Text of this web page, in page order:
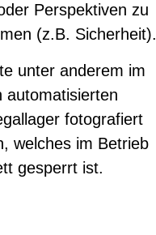
Perspektiven zu
(z.B. Sicherheit).
unter anderem im
automatisierten
fotografiert
welches im Betrieb
gesperrt ist.